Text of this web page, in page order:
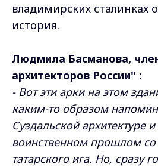
владимирских сталинках
история.
Людмила Басманова,
архитекторов России" :
- Вот эти арки на этом
каким-то образом
Суздальской архитектуре
воинственном прошлом
татарского ига. Но, сразу